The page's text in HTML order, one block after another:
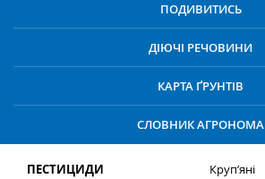
ПОДИВИТИСЬ
ДІЮЧІ РЕЧОВИНИ
КАРТА ҐРУНТІВ
СЛОВНИК АГРОНОМА
ПЕСТИЦИДИ
Круп’яні